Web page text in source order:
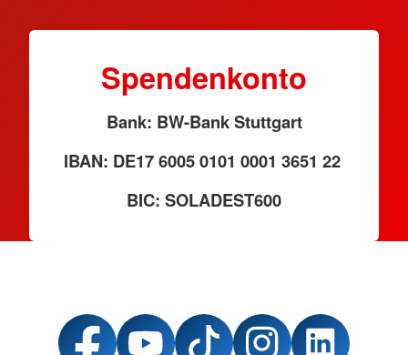
Spendenkonto
Bank: BW-Bank Stuttgart
IBAN: DE17 6005 0101 0001 3651 22
BIC: SOLADEST600